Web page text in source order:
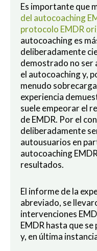
Es importante que
del autocoaching
protocolo EMDR
autocoaching es
deliberadamente
demostrado no ser
el autocoaching y,
menudo
experiencia
suele empeorar el
de EMDR. Por el
deliberadamente
autousuarios en
autocoaching
resultados.
El informe de la
abreviado, se
intervenciones
EMDR hasta que
y, en última